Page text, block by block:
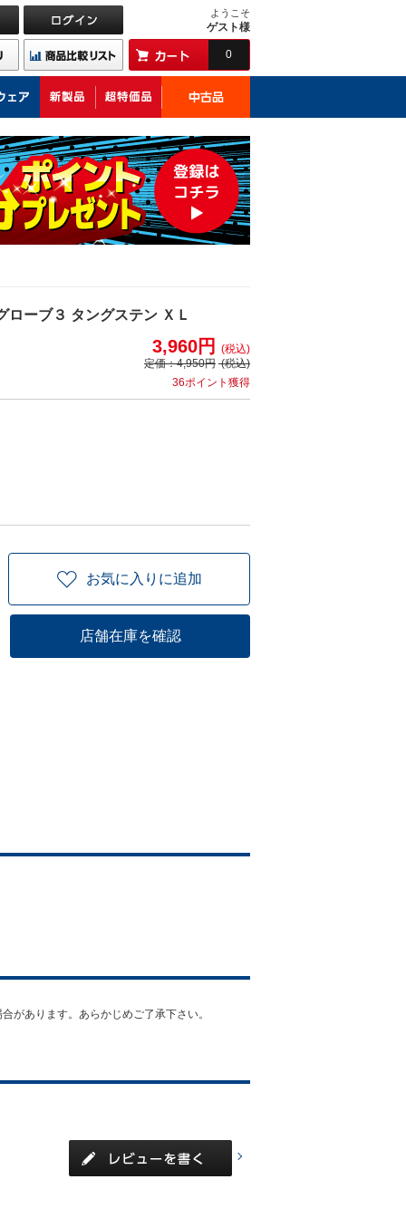
ようこそ
ゲスト様
0
ローブ３ タングステン ＸＬ
3,960円
(税込)
定価：4,950円 (税込)
36ポイント獲得
お気に入りに追加
店舗在庫を確認
があります。あらかじめご了承下さい。